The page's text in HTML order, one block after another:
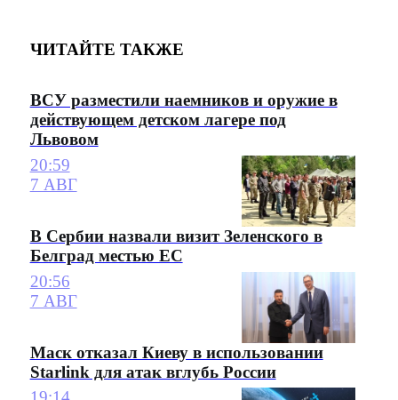
ЧИТАЙТЕ ТАКЖЕ
ВСУ разместили наемников и оружие в
действующем детском лагере под
Львовом
20:59
7 АВГ
В Сербии назвали визит Зеленского в
Белград местью ЕС
20:56
7 АВГ
Маск отказал Киеву в использовании
Starlink для атак вглубь России